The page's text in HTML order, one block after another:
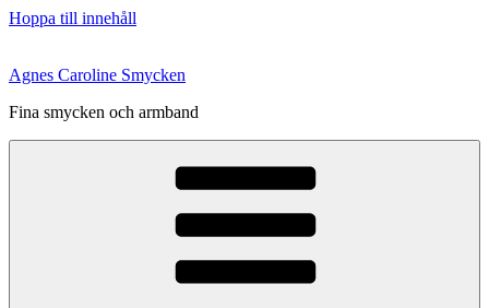
Hoppa till innehåll
Agnes Caroline Smycken
Fina smycken och armband